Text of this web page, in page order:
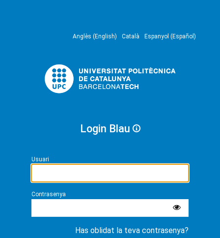
Anglès (English) Català Espanyol (Español)
Login Blau
Usuari
Contrasenya
Has oblidat la teva contrasenya?